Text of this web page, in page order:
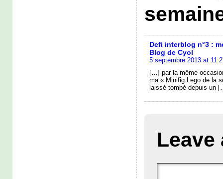
Defi interblog n°3 :
Blog de Cyol
5 septembre 2013 at
[…] par la même
ma « Minifig Lego de la
laissé tombé depuis un
Leave